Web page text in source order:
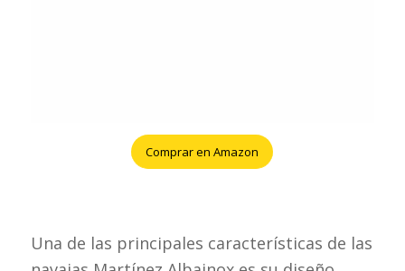
Comprar en Amazon
Una de las principales características de las